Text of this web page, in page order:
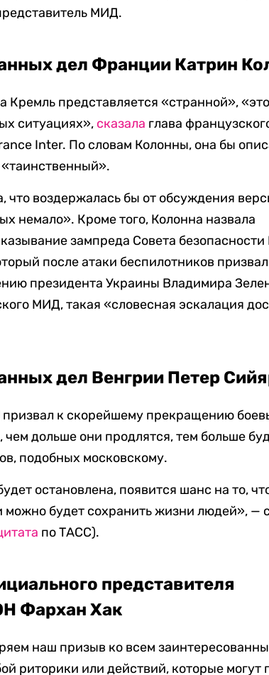
МИД.
дел Франции Катрин
Кремль представляется «странной»,
ситуациях», сказала глава
Inter. По словам Колонны, она бы
что воздержалась бы от обсуждения
немало». Кроме того, Колонна назвала
зампреда Совета безопасности
после атаки беспилотников
президента Украины Владимира
МИД, такая «словесная эскалация
дел Венгрии Петер
призвал к скорейшему прекращению
чем дольше они продлятся, тем больше
подобных московскому.
остановлена, появится шанс на то,
можно будет сохранить жизни людей», —
по ТАСС).
представителя
Фархан Хак
наш призыв ко всем
риторики или действий, которые могут